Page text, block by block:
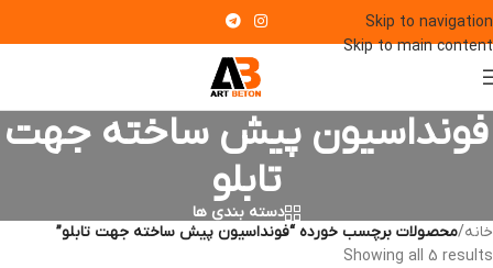
Skip to navigation
Skip to main content
فونداسیون پیش ساخته جهت
تابلو
دسته بندی ها
خانه/محصولات برچسب خورده “فونداسیون پیش ساخته جهت تابلو”
Showing all 5 results